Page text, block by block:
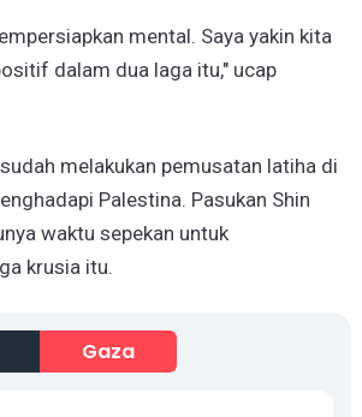
mental. Saya yakin kita
dalam dua laga itu," ucap
melakukan pemusatan latiha di
Palestina. Pasukan Shin
waktu sepekan untuk
krusia itu.
Gaza